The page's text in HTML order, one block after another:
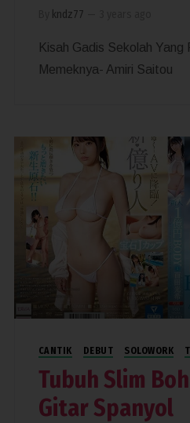
kndz77
Kisah Gadis Sekolah
Memeknya- Amiri Saitou
CANTIK DEBUT SOLOWORK
Tubuh Slim
Gitar Spanyol